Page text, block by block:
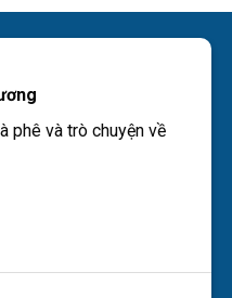
phê và trò chuyện về